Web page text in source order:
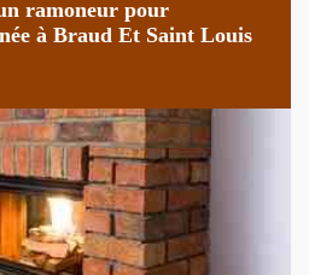
ramoneur pour
à Braud Et Saint Louis